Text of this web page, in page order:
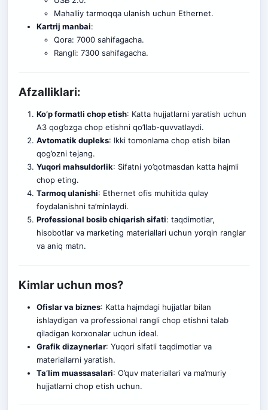
Mahalliy tarmoqqa ulanish uchun Ethernet.
Kartrij manbai:
Qora: 7000 sahifagacha.
Rangli: 7300 sahifagacha.
Afzalliklari:
Ko’p formatli chop etish: Katta hujjatlarni yaratish uchun
A3 qog’ozga chop etishni qo’llab-quvvatlaydi.
Avtomatik dupleks: Ikki tomonlama chop etish bilan
qog’ozni tejang.
Yuqori mahsuldorlik: Sifatni yo’qotmasdan katta hajmli
chop eting.
Tarmoq ulanishi: Ethernet ofis muhitida qulay
foydalanishni ta’minlaydi.
Professional bosib chiqarish sifati: taqdimotlar,
hisobotlar va marketing materiallari uchun yorqin ranglar
va aniq matn.
Kimlar uchun mos?
Ofislar va biznes: Katta hajmdagi hujjatlar bilan
ishlaydigan va professional rangli chop etishni talab
qiladigan korxonalar uchun ideal.
Grafik dizaynerlar: Yuqori sifatli taqdimotlar va
materiallarni yaratish.
Ta’lim muassasalari: O’quv materiallari va ma’muriy
hujjatlarni chop etish uchun.